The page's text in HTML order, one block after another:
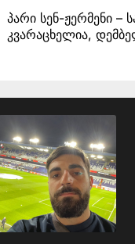
პარი სენ-ჟერმენი –
კვარაცხელია,